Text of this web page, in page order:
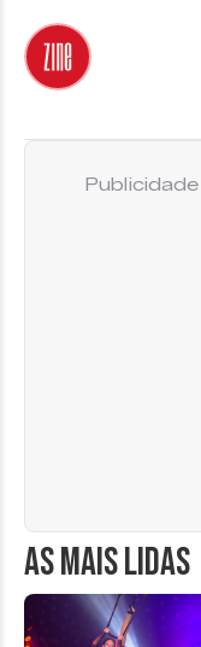
AS MAIS LIDAS
Publicidade